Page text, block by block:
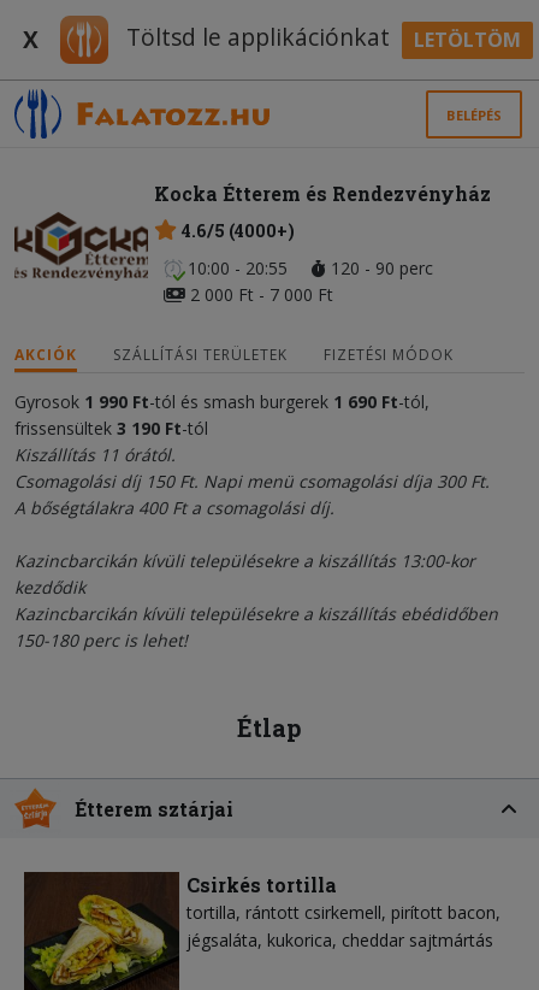
X Töltsd le applikációnkat LETÖLTÖM
BELÉPÉS
Kocka Étterem és Rendezvényház
4.6/5 (4000+)
10:00 - 20:55
120 - 90 perc
2 000 Ft - 7 000 Ft
AKCIÓK SZÁLLÍTÁSI TERÜLETEK FIZETÉSI MÓDOK
Gyrosok 1 990 Ft-tól és smash burgerek 1 690 Ft-tól,
frissensültek 3 190 Ft-tól
Kiszállítás 11 órától.
Csomagolási díj 150 Ft. Napi menü csomagolási díja 300 Ft.
A bőségtálakra 400 Ft a csomagolási díj.
Kazincbarcikán kívüli településekre a kiszállítás 13:00-kor
kezdődik
Kazincbarcikán kívüli településekre a kiszállítás ebédidőben
150-180 perc is lehet!
Étlap
Étterem sztárjai
Csirkés tortilla
tortilla rántott csirkemell pirított bacon
jégsaláta kukorica cheddar sajtmártás